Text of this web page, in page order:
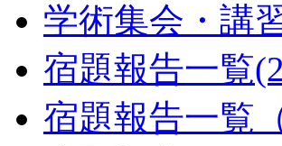
学術集会・講
宿題報告一覧
宿題報告一覧